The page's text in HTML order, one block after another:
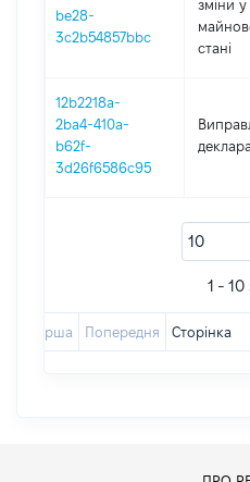
be28-
3c2b54857bbc
зміни y
стані
12b2218a-
2ba4-410a-
b62f-
3d26f6586c95
1 - 10
Перша Попередня Сторінка